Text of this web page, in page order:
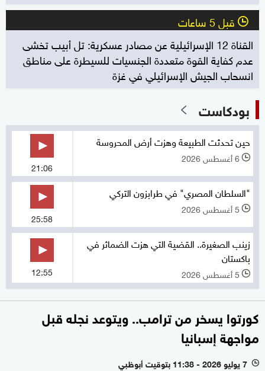
l قبل 5 ساعات
القناة 12 الإسرائيلية عن مصادر عسكرية: تل أبيب تخشى
عدم كفاية القوة متعددة الجنسيات للسيطرة على مناطق
انسحاب الجيش الإسرائيلي في غزة
بودكاست
حين تحدثت الطبيعة وهزت أرض المحروسة
l 6 أغسطس 2026
21:06
"السلطان المصري" في طرابزون التركي
l 5 أغسطس 2026
25:58
زينب الصغيرة.. القضية التي هزت الضمائر في
باكستان
l 5 أغسطس 2026 12:55
كورتوا يسخر من ترامب.. ويتوعد نجله قبل
مواجهة إسبانيا
l 7 يوليو 2026 - 11:38 بتوقيت أبوظبي